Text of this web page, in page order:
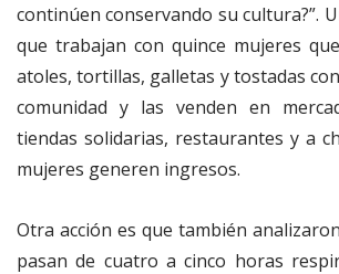
continúen conservando su cultura?”.
que trabajan con quince mujeres
atoles, tortillas, galletas y tostadas
comunidad y las venden en
tiendas solidarias, restaurantes y a
mujeres generen ingresos.
Otra acción es que también
pasan de cuatro a cinco horas